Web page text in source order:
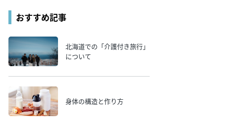
おすすめ記事
北海道での「介護付き旅行」
について
身体の構造と作り方